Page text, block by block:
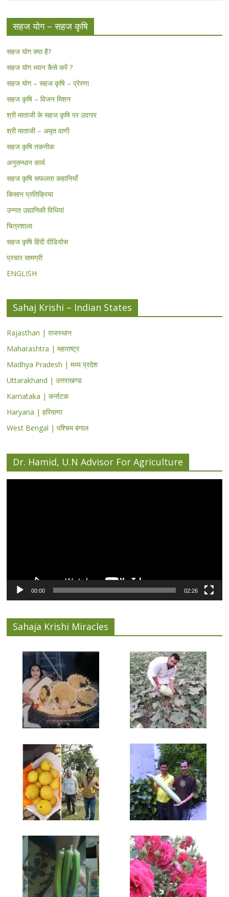
सहज योग – सहज कृषि
सहज योग क्या है?
सहज योग ध्यान कैसे करें ?
सहज योग – सहज कृषि – प्रेरणा
सहज कृषि – विजन मिशन
श्री माताजी के सहज कृषि पर उदगार
श्री माताजी – अमृत वाणी
सहज कृषि तकनीक
अनुसन्धान कार्य
सहज कृषि सफलता कहानियाँ
किसान प्रतिक्रिया
उन्नत उद्यानिकी विधियां
चित्रशाला
सहज कृषि हिंदी वीडियोस
प्रचार सामग्री
ENGLISH
Sahaj Krishi – Indian States
Rajasthan | राजस्थान
Maharashtra | महाराष्ट्र
Madhya Pradesh | मध्य प्रदेश
Uttarakhand | उत्तराखण्ड
Karnataka | कर्नाटक
Haryana | हरियाणा
West Bengal | पश्चिम बंगाल
Dr. Hamid, U.N Advisor For Agriculture
00:00 02:26
Sahaja Krishi Miracles